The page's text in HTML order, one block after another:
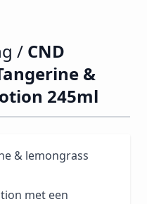
/ CND
&
245ml
& lemongrass
met een